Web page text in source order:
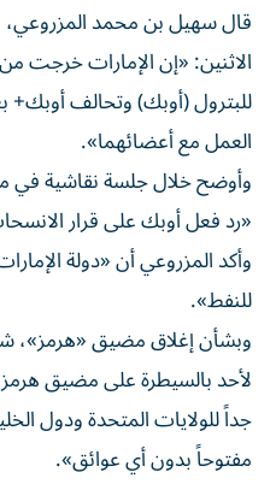
قال ‌سهيل بن محمد المزروعي،
الاثنين: «إن ‌الإمارات خرجت
للبترول (أوبك) وتحالف أوبك+
‌العمل مع أعضائهما».
وأوضح خلال جلسة نقاشية في
«رد ‌فعل ‌أوبك على قرار
وأكد المزروعي أن «دولة
للنفط».
وبشأن إغلاق مضيق «هرمز»،
لأحد بالسيطرة على مضيق
جداً للولايات المتحدة ودول
مفتوحاً بدون أي عوائق».